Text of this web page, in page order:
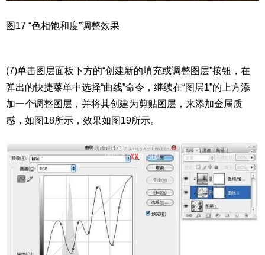
图17 “色相饱和度”调整效果
(7)单击图层面板下方的“创建新的填充或调整图层”按钮，在
弹出的快捷菜单中选择“曲线”命令，继续在“图层1”的上方添
加一个调整图层，并将其创建为剪贴图层，来添加金属质
感，如图18所示，效果如图19所示。